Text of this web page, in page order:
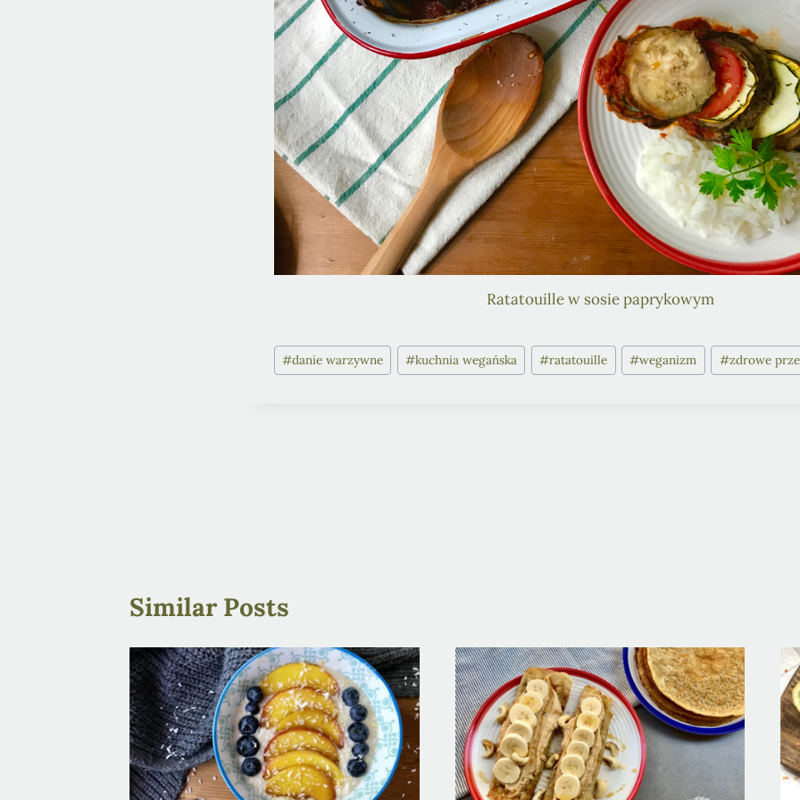
Ratatouille w sosie paprykowym
Post
Tags:
#danie warzywne #kuchnia wegańska #ratatouille #weganizm #zdrowe
Similar Posts